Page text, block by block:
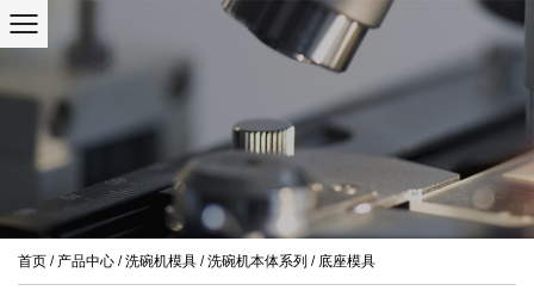
首页 / 产品中心 /洗碗机模具 /洗碗机本体系列 / 底座模具